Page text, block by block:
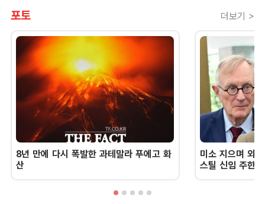
포토 더보기 >
8년 만에 다시 폭발한 과테말라 푸에고 화
산
미소 지으며 외
스틸 신임 주한